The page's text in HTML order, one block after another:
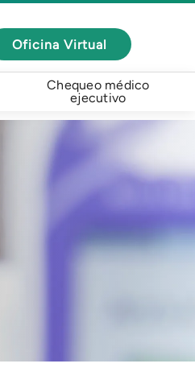
Oficina Virtual
Chequeo médico
ejecutivo